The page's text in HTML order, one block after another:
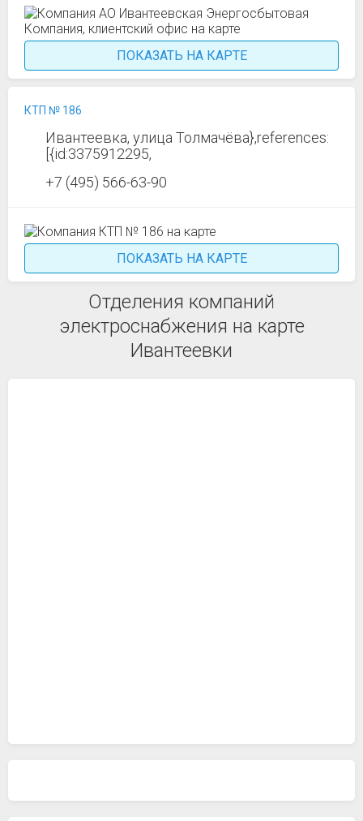
ПОКАЗАТЬ НА КАРТЕ
КТП № 186
Ивантеевка, улица Толмачёва},references:
[{id:3375912295,
+7 (495) 566-63-90
ПОКАЗАТЬ НА КАРТЕ
Отделения компаний
электроснабжения на карте
Ивантеевки